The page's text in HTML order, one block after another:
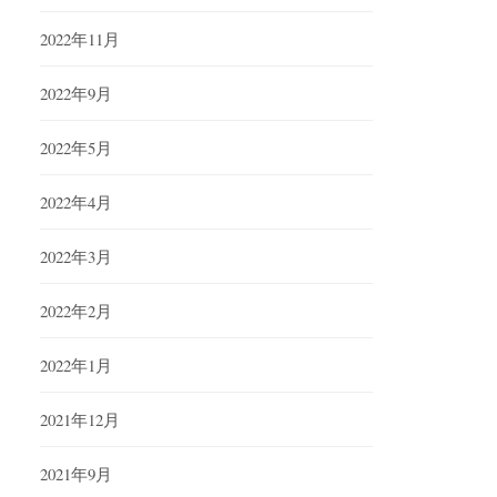
2022年11月
2022年9月
2022年5月
2022年4月
2022年3月
2022年2月
2022年1月
2021年12月
2021年9月